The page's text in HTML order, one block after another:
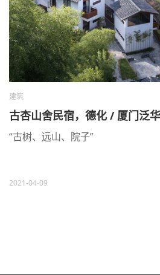
建筑
古杏山舍民宿，德化 / 厦门泛
“古树、远山、院子”
2021-04-09